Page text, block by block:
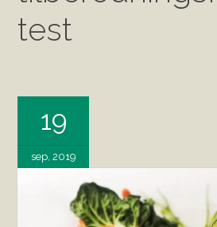
test
19
sep, 2019